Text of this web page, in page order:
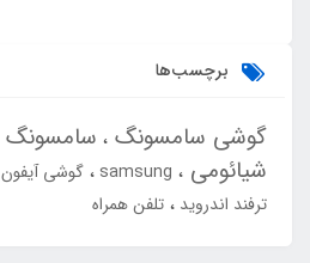
برچسب‌ها
گوشی سامسونگ سامسونگ
شیائومی
samsung گوشی آیفون
ترفند اندروید
تلفن همراه